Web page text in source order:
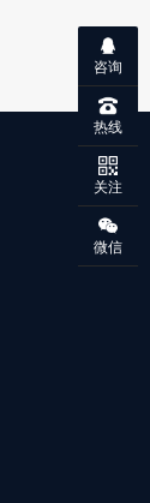
咨询
热线
关注
微信